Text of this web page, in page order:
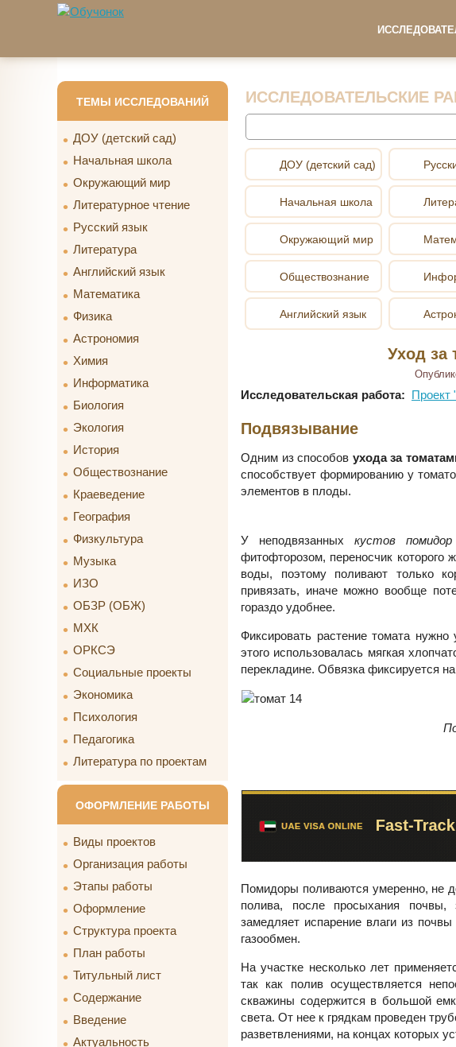
Перейти к основному содержанию
ТЕМЫ ИССЛЕДОВАНИЙ
ДОУ (детский сад)
Начальная школа
Окружающий мир
Литературное чтение
Русский язык
Литература
Английский язык
Математика
Физика
Астрономия
Химия
Информатика
Биология
Экология
История
Обществознание
Краеведение
География
Физкультура
Музыка
ИЗО
ОБЗР (ОБЖ)
МХК
ОРКСЭ
Социальные проекты
Экономика
Психология
Педагогика
Литература по проектам
ОФОРМЛЕНИЕ РАБОТЫ
Виды проектов
Организация работы
Этапы работы
Оформление
Структура проекта
План работы
Титульный лист
Содержание
Введение
Актуальность
ИССЛЕДОВАТЕЛЬСКИЕ
ДОУ (детский сад)
Начальная школа
Окружающий мир
Обществознание
Английский язык
Уход за
Исследовательская работа: Проект
Подвязывание
Одним из способов ухода за
способствует формированию у
элементов в плоды.
У неподвязанных кустов помидор
фитофторозом, переносчик которого
воды, поэтому поливают только
привязать, иначе можно вообще
гораздо удобнее.
Фиксировать растение томата
этого использовалась мягкая
перекладине. Обвязка фиксируется
Помидоры поливаются умеренно, не
полива, после просыхания почвы,
замедляет испарение влаги из
газообмен.
На участке несколько лет
так как полив осуществляется
скважины содержится в большой
света. От нее к грядкам проведен
разветвлениями, на концах которых